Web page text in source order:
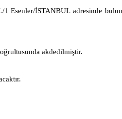
1 Esenler/İSTANBUL adresinde
akdedilmiştir.